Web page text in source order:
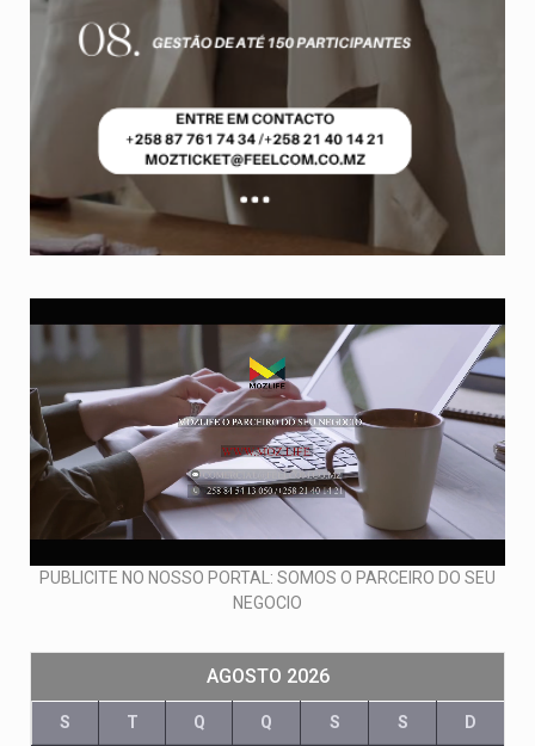
PUBLICITE NO NOSSO PORTAL: SOMOS O PARCEIRO DO SEU
NEGOCIO
AGOSTO 2026
S T Q Q S S D